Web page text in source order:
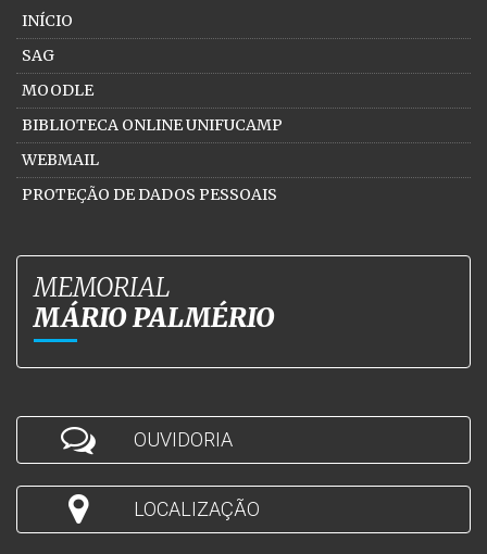
INÍCIO
SAG
MOODLE
BIBLIOTECA ONLINE UNIFUCAMP
WEBMAIL
PROTEÇÃO DE DADOS PESSOAIS
MEMORIAL
MÁRIO PALMÉRIO
OUVIDORIA
LOCALIZAÇÃO